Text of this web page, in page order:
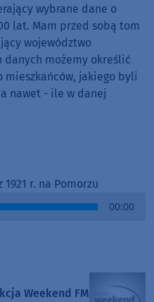
wybrane dane o
lat. Mam przed sobą tom
województwo
możemy określić
mieszkańców, jakiego byli
nawet - ile w danej
r. na Pomorzu
00:00
Weekend FM